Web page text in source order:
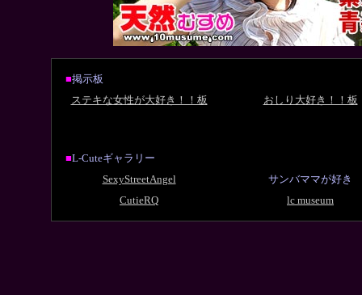
■掲示板
ステキな女性が大好き！！板
おしり大好き！！板
■L-Cuteギャラリー
SexyStreetAngel
サンバママが好き
CutieRQ
lc museum